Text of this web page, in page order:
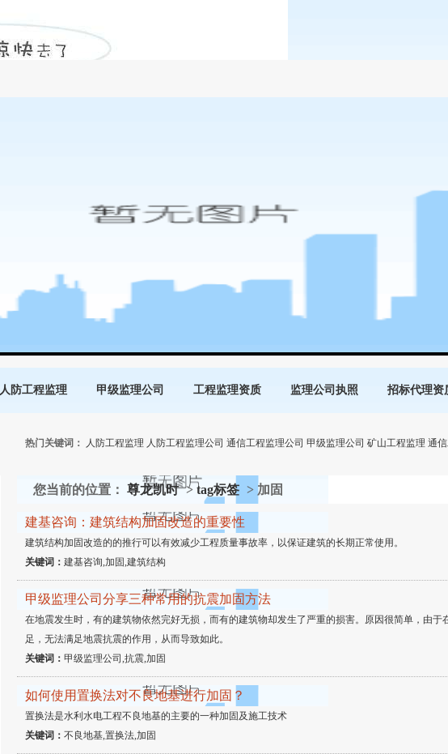
人防工程监理 甲级监理公司 工程监理资质 监理公司执照 招标代理资
热门关键词： 人防工程监理 人防工程监理公司 通信工程监理公司 甲级监理公司 矿山工程监理 通
您当前的位置： 尊龙凯时 > tag标签 > 加固
建基咨询：建筑结构加固改造的重要性
建筑结构加固改造的的推行可以有效减少工程质量事故率，以保证建筑的长期正常使用。
关键词： 建基咨询,加固,建筑结构
甲级监理公司分享三种常用的抗震加固方法
在地震发生时，有的建筑物依然完好无损，而有的建筑物却发生了严重的损害。原因很简单，由于
足，无法满足地震抗震的作用，从而导致如此。
关键词： 甲级监理公司,抗震,加固
如何使用置换法对不良地基进行加固？
置换法是水利水电工程不良地基的主要的一种加固及施工技术
关键词： 不良地基,置换法,加固